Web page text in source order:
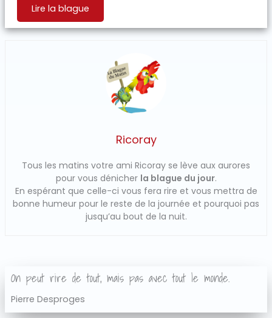
Lire la blague
Ricoray
Tous les matins votre ami Ricoray se lève aux aurores
pour vous dénicher la blague du jour.
En espérant que celle-ci vous fera rire et vous mettra de
bonne humeur pour le reste de la journée et pourquoi pas
jusqu’au bout de la nuit.
On peut rire de tout, mais pas avec tout le monde.
Pierre Desproges